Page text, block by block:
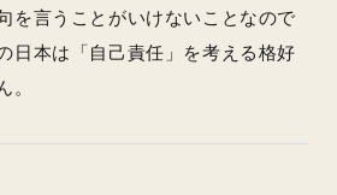
を言うことがいけないことなので
日本は「自己責任」を考える格好
。